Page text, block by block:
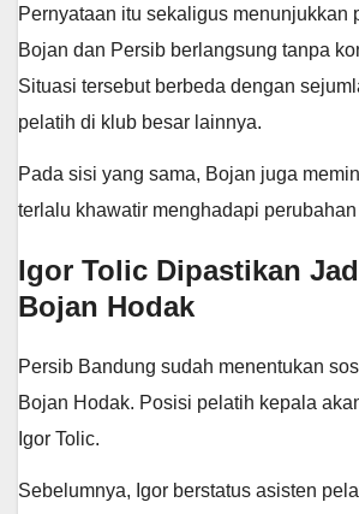
Pernyataan itu sekaligus menunjukkan
Bojan dan Persib berlangsung tanpa
Situasi tersebut berbeda dengan
pelatih di klub besar lainnya.
Pada sisi yang sama, Bojan juga
terlalu khawatir menghadapi
Igor Tolic Dipastikan
Bojan Hodak
Persib Bandung sudah menentukan
Bojan Hodak. Posisi pelatih kepala
Igor Tolic.
Sebelumnya, Igor berstatus asisten